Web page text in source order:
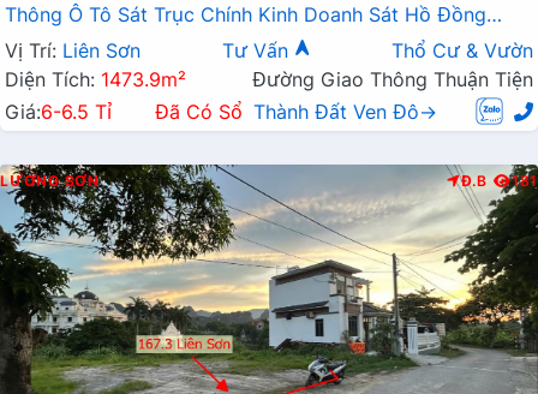
Thông Ô Tô Sát Trục Chính Kinh Doanh Sát Hồ Đồng
Sương
Vị Trí: Liên Sơn Tư Vấn
Thổ Cư & Vườn
Diện Tích: 1473.9m²
Đường Giao Thông Thuận Tiện
Giá:6-6.5 Tỉ Đã Có Sổ Thành Đất Ven Đô→
LƯƠNG SƠN Đ.B 181